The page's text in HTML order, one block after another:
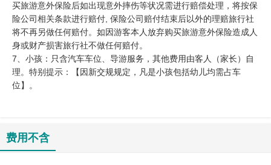
买旅游意外保险后如出现意外摔伤等状况需进行赔偿处理，将按保
险公司相关条款进行赔付, 保险公司赔付结束后以外的理赔旅行社
将不再另做任何赔付。如因游客本人放弃购买旅游意外保险造成人
身或财产损害旅行社不做任何赔付。
7、小孩：只含汽车车位、导游服务，其他费用由客人（家长）自
理。特别提示：【因新交规规定，凡是小孩包括幼儿均需占车
位】。
费用不含